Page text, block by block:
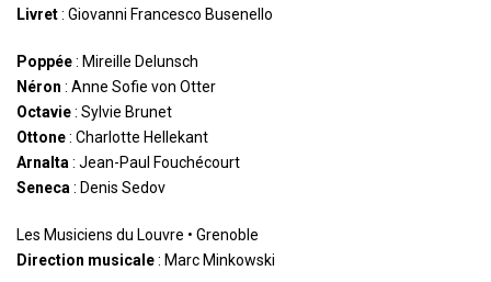
Livret: Giovanni Francesco Busenello
Poppée: Mireille Delunsch
Néron : Anne Sofie von Otter
Octavie: Sylvie Brunet
Ottone: Charlotte Hellekant
Arnalta: Jean-Paul Fouchécourt
Seneca: Denis Sedov
Les Musiciens du Louvre • Grenoble
Direction musicale: Marc Minkowski